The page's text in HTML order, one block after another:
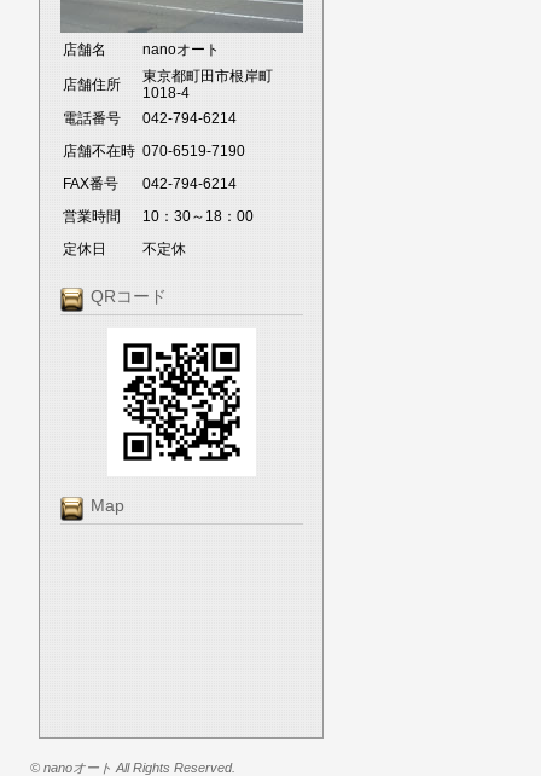
店舗名 nanoオート
店舗住所
東京都町田市根岸町
1018-4
電話番号
042-794-6214
店舗不在時 070-6519-7190
FAX番号
042-794-6214
営業時間
10：30～18：00
定休日
不定休
QRコード
Map
© nanoオート All Rights Reserved.